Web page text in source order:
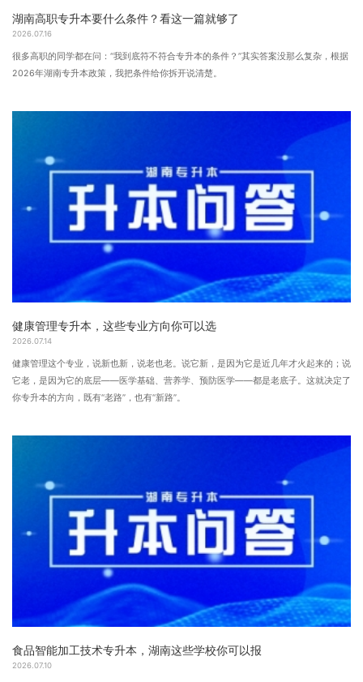
湖南高职专升本要什么条件？看这一篇就够了
2026.07.16
很多高职的同学都在问：“我到底符不符合专升本的条件？”其实答案没那么复杂，根据
2026年湖南专升本政策，我把条件给你拆开说清楚。
健康管理专升本，这些专业方向你可以选
2026.07.14
健康管理这个专业，说新也新，说老也老。说它新，是因为它是近几年才火起来的；说
它老，是因为它的底层——医学基础、营养学、预防医学——都是老底子。这就决定了
你专升本的方向，既有“老路”，也有“新路”。
食品智能加工技术专升本，湖南这些学校你可以报
2026.07.10